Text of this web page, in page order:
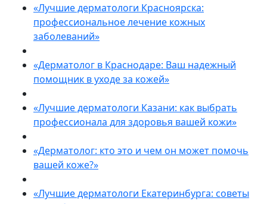
«Лучшие дерматологи Красноярска:
профессиональное лечение кожных
заболеваний»
«Дерматолог в Краснодаре: Ваш надежный
помощник в уходе за кожей»
«Лучшие дерматологи Казани: как выбрать
профессионала для здоровья вашей кожи»
«Дерматолог: кто это и чем он может помочь
вашей коже?»
«Лучшие дерматологи Екатеринбурга: советы